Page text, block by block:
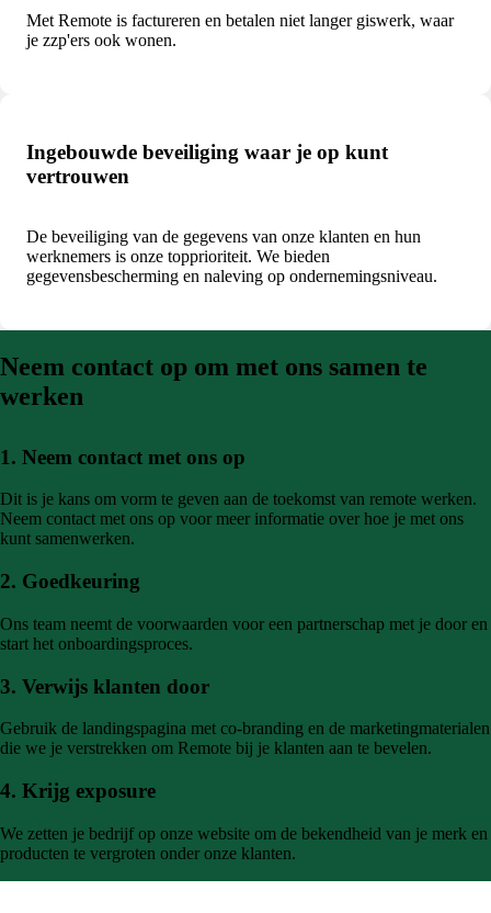
Met Remote is factureren en betalen niet langer giswerk, waar
je zzp'ers ook wonen.
Ingebouwde beveiliging waar je op kunt
vertrouwen
De beveiliging van de gegevens van onze klanten en hun
werknemers is onze topprioriteit. We bieden
gegevensbescherming en naleving op ondernemingsniveau.
Neem contact op om met ons samen te
werken
1. Neem contact met ons op
Dit is je kans om vorm te geven aan de toekomst van remote werken.
Neem contact met ons op voor meer informatie over hoe je met ons
kunt samenwerken.
2. Goedkeuring
Ons team neemt de voorwaarden voor een partnerschap met je door en
start het onboardingsproces.
3. Verwijs klanten door
Gebruik de landingspagina met co-branding en de marketingmaterialen
die we je verstrekken om Remote bij je klanten aan te bevelen.
4. Krijg exposure
We zetten je bedrijf op onze website om de bekendheid van je merk en
producten te vergroten onder onze klanten.